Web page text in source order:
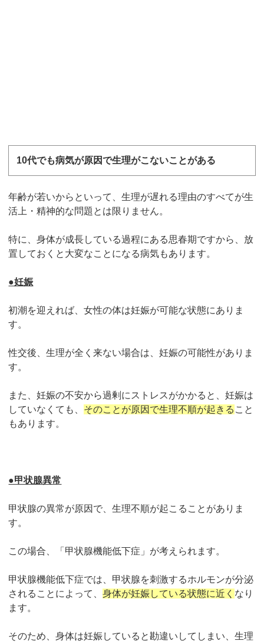
10代でも病気が原因で生理がこないことがある
年齢が若いからといって、生理が遅れる理由のすべてが生
活上・精神的な問題とは限りません。
特に、身体が成長している過程にある思春期ですから、放
置しておくと大変なことになる病気もあります。
●妊娠
初潮を迎えれば、女性の体は妊娠が可能な状態にありま
す。
性交後、生理が全く来ない場合は、妊娠の可能性がありま
す。
また、妊娠の不安から過剰にストレスがかかると、妊娠は
していなくても、 そのことが原因で生理不順が起きる こと
もあります。
●甲状腺異常
甲状腺の異常が原因で、生理不順が起こることがありま
す。
この場合、「甲状腺機能低下症」が考えられます。
甲状腺機能低下症では、甲状腺を刺激するホルモンが分泌
されることによって、身体が妊娠している状態に近く なり
ます。
そのため、身体は妊娠していると勘違いしてしまい、生理